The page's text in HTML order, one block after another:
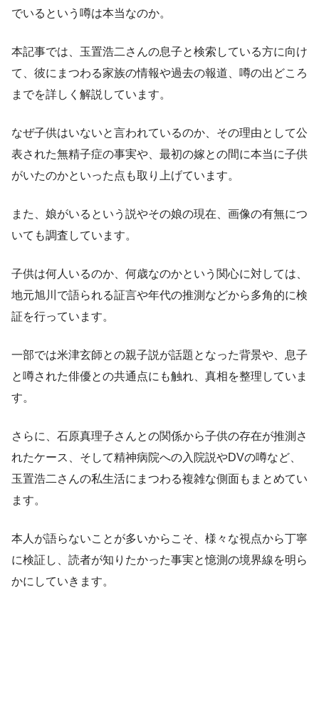
でいるという噂は本当なのか。
本記事では、玉置浩二さんの息子と検索している方に向け
て、彼にまつわる家族の情報や過去の報道、噂の出どころ
までを詳しく解説しています。
なぜ子供はいないと言われているのか、その理由として公
表された無精子症の事実や、最初の嫁との間に本当に子供
がいたのかといった点も取り上げています。
また、娘がいるという説やその娘の現在、画像の有無につ
いても調査しています。
子供は何人いるのか、何歳なのかという関心に対しては、
地元旭川で語られる証言や年代の推測などから多角的に検
証を行っています。
一部では米津玄師との親子説が話題となった背景や、息子
と噂された俳優との共通点にも触れ、真相を整理していま
す。
さらに、石原真理子さんとの関係から子供の存在が推測さ
れたケース、そして精神病院への入院説やDVの噂など、
玉置浩二さんの私生活にまつわる複雑な側面もまとめてい
ます。
本人が語らないことが多いからこそ、様々な視点から丁寧
に検証し、読者が知りたかった事実と憶測の境界線を明ら
かにしていきます。